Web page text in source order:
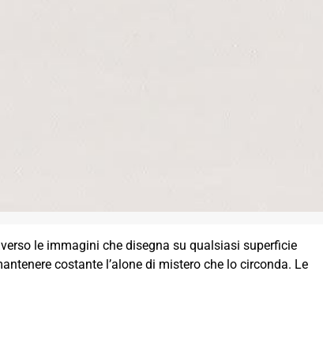
le immagini che disegna su qualsiasi superficie
costante l’alone di mistero che lo circonda. Le